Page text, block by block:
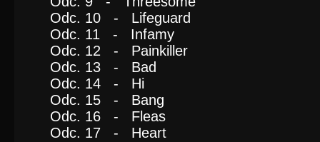
Odc. 10 - Lifeguard
Odc. 11 - Infamy
Odc. 12 - Painkiller
Odc. 13 - Bad
Odc. 14 - Hi
Odc. 15 - Bang
Odc. 16 - Fleas
Odc. 17 - Heart